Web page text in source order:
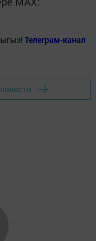
Телеграм-канал